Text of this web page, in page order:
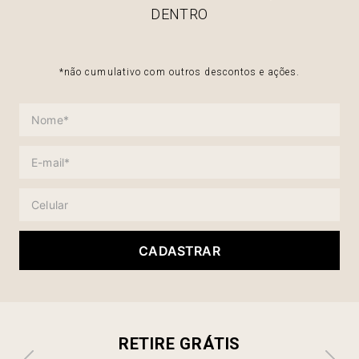
DENTRO
*não cumulativo com outros descontos e ações.
CADASTRAR
RETIRE GRÁTIS